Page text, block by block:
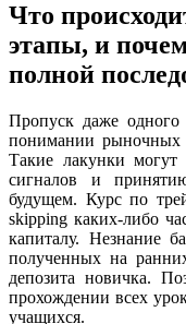
Что
этапы, и
полной
Пропуск даже одного
понимании рыночных
Такие лакунки могут
сигналов и
будущем. Курс по
skipping каких-либо
капиталу. Незнание
полученных на
депозита новичка.
прохождении всех
учащихся.